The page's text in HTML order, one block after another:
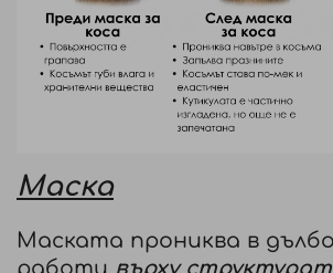
Маска
Маската прониква в